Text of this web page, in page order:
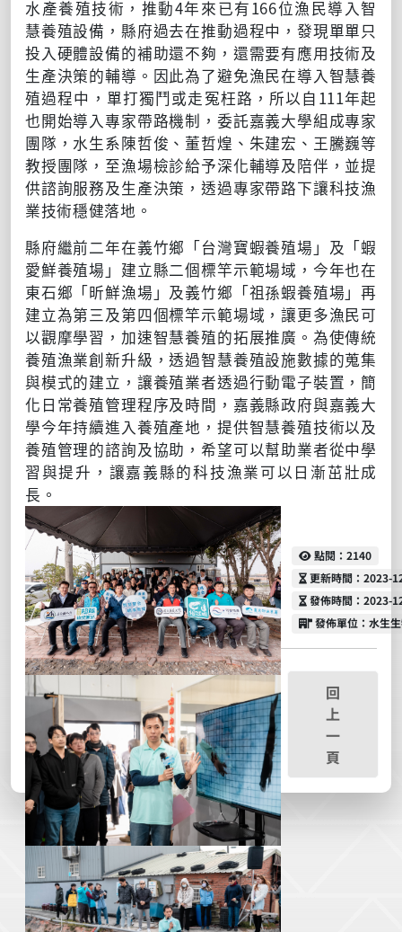
水產養殖技術，推動4年來已有166位漁民導入智
慧養殖設備，縣府過去在推動過程中，發現單單只
投入硬體設備的補助還不夠，還需要有應用技術及
生產決策的輔導。因此為了避免漁民在導入智慧養
殖過程中，單打獨鬥或走冤枉路，所以自 111年起
也開始導入專家帶路機制，委託嘉義大學組成專家
團隊，水生系陳哲俊、董哲煌、朱建宏、王騰巍等
教授團隊，至漁場檢診給予深化輔導及陪伴，並提
供諮詢服務及生產決策，透過專家帶路下讓科技漁
業技術穩健落地。
縣府繼前二年在義竹鄉「台灣寶蝦養殖場」及「蝦
愛鮮養殖場」建立縣二個標竿示範場域，今年也在
東石鄉「昕鮮漁場」及義竹鄉「祖孫蝦養殖場」再
建立為第三及第四個標竿示範場域，讓更多漁民可
以觀摩學習，加速智慧養殖的拓展推廣。為使傳統
養殖漁業創新升級，透過智慧養殖設施數據的蒐集
與模式的建立，讓養殖業者透過行動電子裝置，簡
化日常養殖管理程序及時間，嘉義縣政府與嘉義大
學今年持續進入養殖產地，提供智慧養殖技術以及
養殖管理的諮詢及協助，希望可以幫助業者從中學
習與提升，讓嘉義縣的科技漁業可以日漸茁壯成
長。
點閱
點閱：2140
更新時間
更新時間：2023-
發佈時間
發佈時間：2023-
發佈單位
發佈單位：水生
回
上
一
頁